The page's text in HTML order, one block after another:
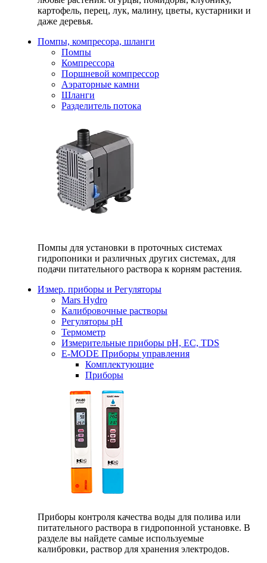
картофель, перец, лук, малину, цветы, кустарники и
даже деревья.
Помпы, компресора, шланги
Помпы
Компрессора
Поршневой компрессор
Аэраторные камни
Шланги
Разделитель потока
Помпы для установки в проточных системах
гидропоники и различных других системах, для
подачи питательного раствора к корням растения.
Измер. приборы и Регуляторы
Mars Hydro
Калибровочные растворы
Регуляторы рН
Термометр
Измерительные приборы pH, EC, TDS
E-MODE Приборы управления
Комплектующие
Приборы
Приборы контроля качества воды для полива или
питательного раствора в гидропонной установке. В
разделе вы найдете самые используемые
калибровки, раствор для хранения электродов.